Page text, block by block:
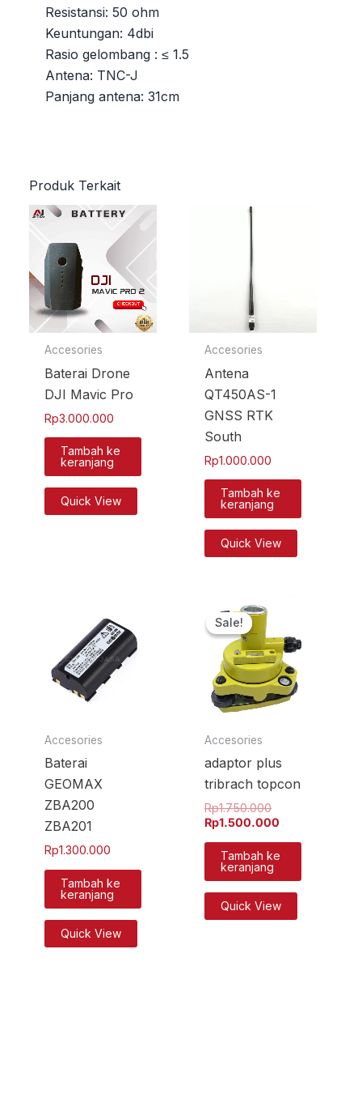
Resistansi: 50 ohm
Keuntungan: 4dbi
Rasio gelombang : ≤ 1.5
Antena: TNC-J
Panjang antena: 31cm
Produk Terkait
Accesories
Baterai Drone
DJI Mavic Pro
Rp3.000.000
Tambah ke
keranjang
Quick View
Accesories
Antena
QT450AS-1
GNSS RTK
South
Rp1.000.000
Tambah ke
keranjang
Quick View
Accesories
Baterai
GEOMAX
ZBA200
ZBA201
Rp1.300.000
Tambah ke
keranjang
Quick View
Sale!
Sale!
Accesories
adaptor plus
tribrach topcon
Rp1.750.000
Rp1.750.000.
Rp1.500.000
adalah:
Rp1.500.000.
Tambah ke
keranjang
Quick View